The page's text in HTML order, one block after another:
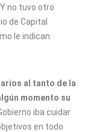
Y no tuvo otro
de Capital
le indican
al tanto de la
momento su
iba cuidar
en todo